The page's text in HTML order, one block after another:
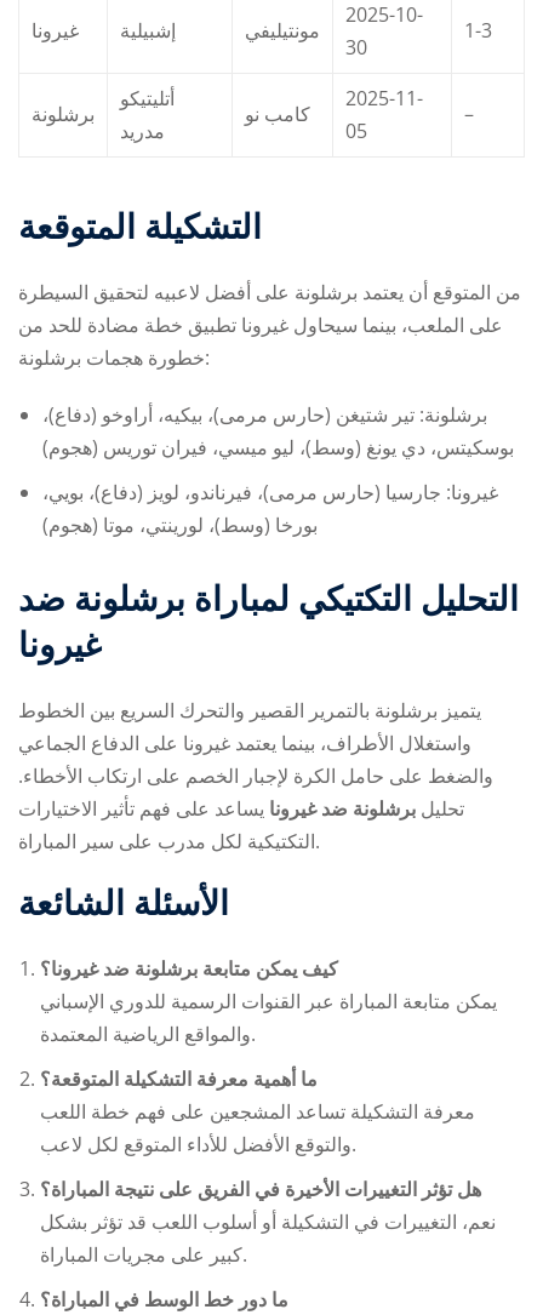
غيرونا إشبيلية مونتيليفي
2025-10-
30
1-3
برشلونة
أتليتيكو
مدريد
كامب نو
2025-11-
05
–
التشكيلة المتوقعة
من المتوقع أن يعتمد برشلونة على أفضل لاعبيه لتحقيق السيطرة
على الملعب، بينما سيحاول غيرونا تطبيق خطة مضادة للحد من
خطورة هجمات برشلونة:
برشلونة: تير شتيغن (حارس مرمى)، بيكيه، أراوخو (دفاع)،
بوسكيتس، دي يونغ (وسط)، ليو ميسي، فيران توريس (هجوم)
غيرونا: جارسيا (حارس مرمى)، فيرناندو، لويز (دفاع)، بويي،
بورخا (وسط)، لورينتي، موتا (هجوم)
التحليل التكتيكي لمباراة برشلونة ضد
غيرونا
يتميز برشلونة بالتمرير القصير والتحرك السريع بين الخطوط
واستغلال الأطراف، بينما يعتمد غيرونا على الدفاع الجماعي
والضغط على حامل الكرة لإجبار الخصم على ارتكاب الأخطاء.
تحليل برشلونة ضد غيرونا يساعد على فهم تأثير الاختيارات
التكتيكية لكل مدرب على سير المباراة.
الأسئلة الشائعة
كيف يمكن متابعة برشلونة ضد غيرونا؟
يمكن متابعة المباراة عبر القنوات الرسمية للدوري الإسباني
والمواقع الرياضية المعتمدة.
ما أهمية معرفة التشكيلة المتوقعة؟
معرفة التشكيلة تساعد المشجعين على فهم خطة اللعب
والتوقع الأفضل للأداء المتوقع لكل لاعب.
هل تؤثر التغييرات الأخيرة في الفريق على نتيجة المباراة؟
نعم، التغييرات في التشكيلة أو أسلوب اللعب قد تؤثر بشكل
كبير على مجريات المباراة.
ما دور خط الوسط في المباراة؟